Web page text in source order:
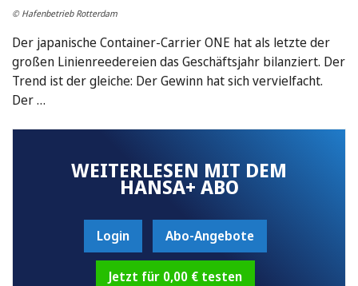
© Hafenbetrieb Rotterdam
Der japanische Container-Carrier ONE hat als letzte der
großen Linienreedereien das Geschäftsjahr bilanziert. Der
Trend ist der gleiche: Der Gewinn hat sich vervielfacht.
Der …
WEITERLESEN MIT DEM
HANSA+ ABO
Login Abo-Angebote
Jetzt für 0,00 € testen